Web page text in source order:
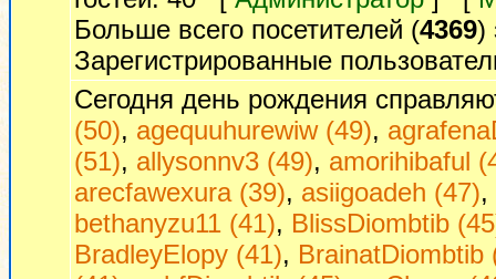
Больше всего посетителей (4369)
Зарегистрированные
Сегодня день рождения
(50), agequuhurewiw (49),
(51), allysonnv3 (49), amorihibaful
arecfawexura (39), asiigoadeh (47),
bethanyzu11 (41), BlissDiombtib
BradleyElopy (41), BrainatDiombtib